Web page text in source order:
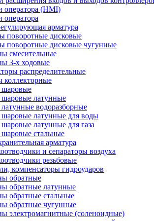
оператора (HMI)
оператора
арматура
поворотные дисковые
поворотные дисковые чугунные
смесительные
3-х ходовые
распределительные
латунные
водоразборные
латунные для воды
латунные для газа
стальные
арматура
и сепараторы воздуха
резьбовые
компенсаторы гидроударов
обратные
обратные латунные
обратные стальные
обратные чугунные
электромагнитные (соленоидные)